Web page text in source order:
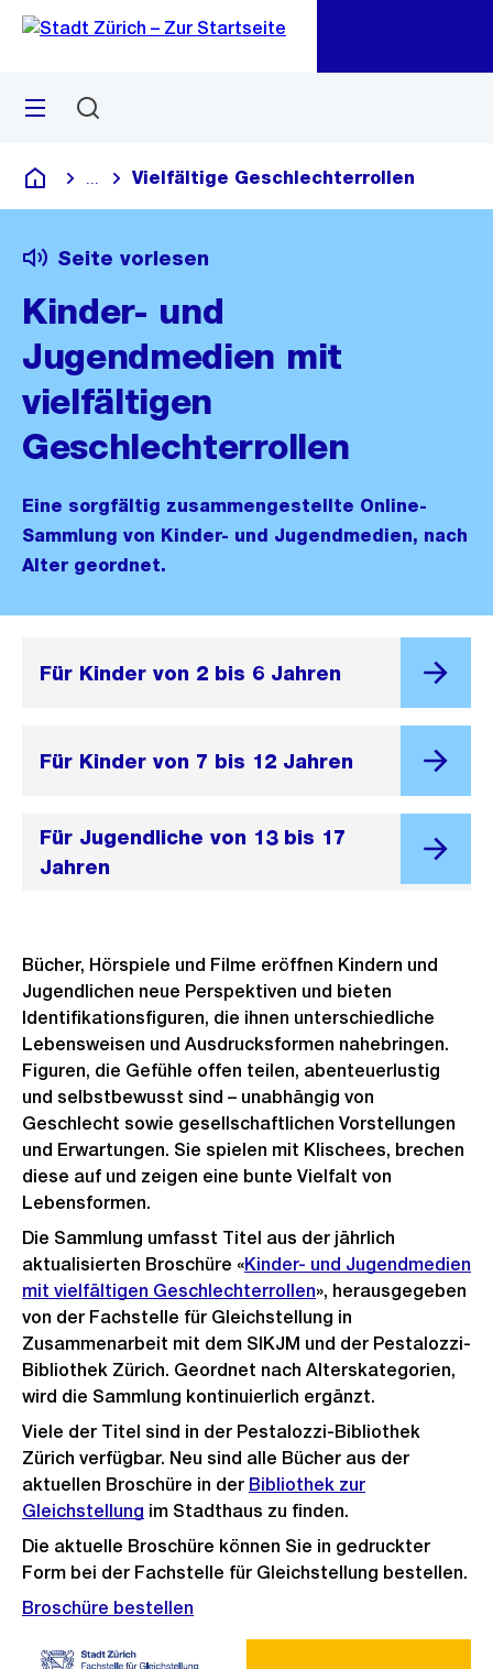
Navigation
Sprunglink
Menü
Deutsch
Blende alle Breadcrumbs ein
Vielfältige Geschlechterrollen
Seite vorlesen
Kinder- und
Jugendmedien mit
vielfältigen
Geschlechterrollen
Eine sorgfältig zusammengestellte Online-
Sammlung von Kinder- und Jugendmedien, nach
Alter geordnet.
Für Kinder von 2 bis 6 Jahren
Für Kinder von 7 bis 12 Jahren
Für Jugendliche von 13 bis 17
Jahren
Bücher, Hörspiele und Filme eröffnen Kindern und
Jugendlichen neue Perspektiven und bieten
Identifikationsfiguren, die ihnen unterschiedliche
Lebensweisen und Ausdrucksformen nahebringen.
Figuren, die Gefühle offen teilen, abenteuerlustig
und selbstbewusst sind – unabhängig von
Geschlecht sowie gesellschaftlichen Vorstellungen
und Erwartungen. Sie spielen mit Klischees, brechen
diese auf und zeigen eine bunte Vielfalt von
Lebensformen.
Die Sammlung umfasst Titel aus der jährlich
aktualisierten Broschüre «Kinder- und Jugendmedien
mit vielfältigen Geschlechterrollen», herausgegeben
von der Fachstelle für Gleichstellung in
Zusammenarbeit mit dem SIKJM und der Pestalozzi-
Bibliothek Zürich. Geordnet nach Alterskategorien,
wird die Sammlung kontinuierlich ergänzt.
Viele der Titel sind in der Pestalozzi-Bibliothek
Zürich verfügbar. Neu sind alle Bücher aus der
aktuellen Broschüre in der Bibliothek zur
Gleichstellung im Stadthaus zu finden.
Die aktuelle Broschüre können Sie in gedruckter
Form bei der Fachstelle für Gleichstellung bestellen.
Broschüre bestellen